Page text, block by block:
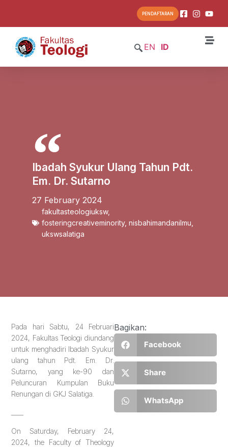
PENDAFTARAN
EN ID
Ibadah Syukur Ulang Tahun Pdt.
Em. Dr. Sutarno
27 February 2024
fakultasteologiuksw,
fosteringcreativeminority, nisbahimandanilmu
ukswsalatiga
Pada hari Sabtu, 24 Februari
2024, Fakultas Teologi diundang
untuk menghadiri Ibadah Syukur
ulang tahun Pdt. Em. Dr.
Sutarno, yang ke-90 dan
Peluncuran Kumpulan Buku
Renungan di GKJ Salatiga.
On Saturday, February 24,
2024, the Faculty of Theology
Bagikan:
Facebook
Share
WhatsApp